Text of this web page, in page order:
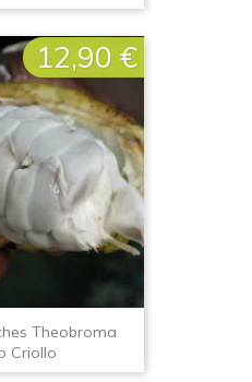
Theobroma
Criollo
Prix
12,90 €